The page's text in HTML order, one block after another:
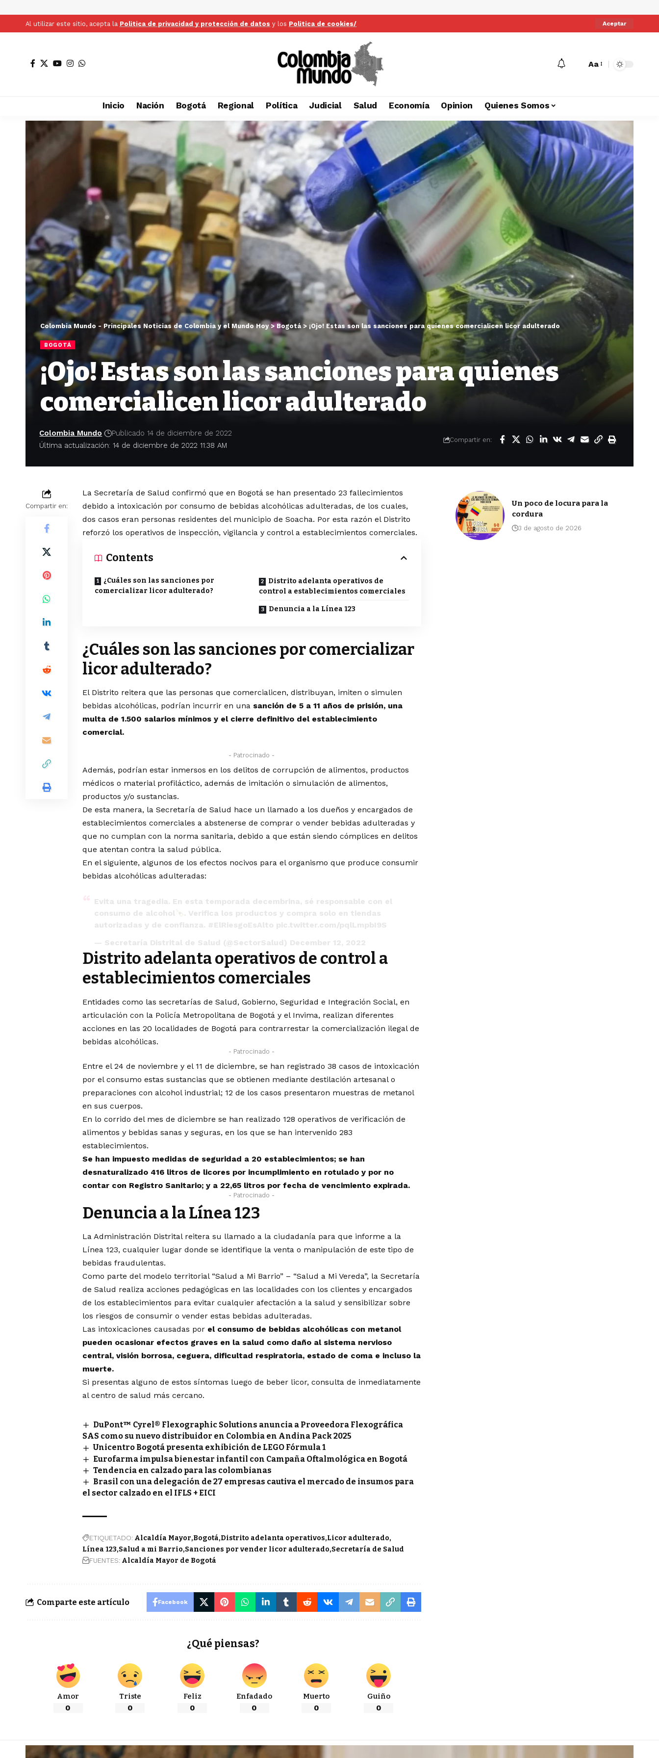
Al utilizar este sitio, acepta la Politica de privacidad y protección de datos y los Politica de cookies/ Aceptar
Aa
Inicio Nación Bogotá Regional Política Judicial Salud Economía Opinion Quienes Somos
Colombia Mundo - Principales Noticias de Colombia y el Mundo Hoy> Bogotá> ¡Ojo! Estas son las sanciones para quienes comercialicen licor adulterado
BOGOTÁ
¡Ojo! Estas son las sanciones para quienes
comercialicen licor adulterado
Última actualización: 14 de diciembre de 2022 11:38 AM
Colombia Mundo Publicado 14 de diciembre de 2022
Compartir en:
Compartir en:
La Secretaría de Salud confirmó que en Bogotá se han presentado 23 fallecimientos
debido a intoxicación por consumo de bebidas alcohólicas adulteradas, de los cuales,
dos casos eran personas residentes del municipio de Soacha. Por esta razón el Distrito
reforzó los operativos de inspección, vigilancia y control a establecimientos comerciales.
Contents
¿Cuáles son las sanciones por
comercializar licor adulterado?
Distrito adelanta operativos de
control a establecimientos comerciales
Denuncia a la Línea 123
¿Cuáles son las sanciones por comercializar
licor adulterado?
El Distrito reitera que las personas que comercialicen, distribuyan, imiten o simulen
bebidas alcohólicas, podrían incurrir en una sanción de 5 a 11 años de prisión, una
multa de 1.500 salarios mínimos y el cierre definitivo del establecimiento
comercial.
- Patrocinado -
Además, podrían estar inmersos en los delitos de corrupción de alimentos, productos
médicos o material profiláctico, además de imitación o simulación de alimentos,
productos y/o sustancias.
De esta manera, la Secretaría de Salud hace un llamado a los dueños y encargados de
establecimientos comerciales a abstenerse de comprar o vender bebidas adulteradas y
que no cumplan con la norma sanitaria, debido a que están siendo cómplices en delitos
que atentan contra la salud pública.
En el siguiente, algunos de los efectos nocivos para el organismo que produce consumir
bebidas alcohólicas adulteradas:
Evita una tragedia. En esta temporada decembrina, sé responsable con el
consumo de alcohol
. Verifica los productos y compra solo en tiendas
autorizadas y de confianza. #ElRiesgoEsAlto pic.twitter.com/pqlLmpbI9S
— Secretaría Distrital de Salud (@SectorSalud) December 12, 2022
Distrito adelanta operativos de control a
establecimientos comerciales
Entidades como las secretarías de Salud, Gobierno, Seguridad e Integración Social, en
articulación con la Policía Metropolitana de Bogotá y el Invima, realizan diferentes
acciones en las 20 localidades de Bogotá para contrarrestar la comercialización ilegal de
bebidas alcohólicas.
- Patrocinado -
Entre el 24 de noviembre y el 11 de diciembre, se han registrado 38 casos de intoxicación
por el consumo estas sustancias que se obtienen mediante destilación artesanal o
preparaciones con alcohol industrial; 12 de los casos presentaron muestras de metanol
en sus cuerpos.
En lo corrido del mes de diciembre se han realizado 128 operativos de verificación de
alimentos y bebidas sanas y seguras, en los que se han intervenido 283
establecimientos.
Se han impuesto medidas de seguridad a 20 establecimientos; se han
desnaturalizado 416 litros de licores por incumplimiento en rotulado y por no
contar con Registro Sanitario; y a 22,65 litros por fecha de vencimiento expirada.
- Patrocinado -
Denuncia a la Línea 123
La Administración Distrital reitera su llamado a la ciudadanía para que informe a la
Línea 123, cualquier lugar donde se identifique la venta o manipulación de este tipo de
bebidas fraudulentas.
Como parte del modelo territorial “Salud a Mi Barrio” – “Salud a Mi Vereda”, la Secretaría
de Salud realiza acciones pedagógicas en las localidades con los clientes y encargados
de los establecimientos para evitar cualquier afectación a la salud y sensibilizar sobre
los riesgos de consumir o vender estas bebidas adulteradas.
Las intoxicaciones causadas por el consumo de bebidas alcohólicas con metanol
pueden ocasionar efectos graves en la salud como daño al sistema nervioso
central, visión borrosa, ceguera, dificultad respiratoria, estado de coma e incluso la
muerte.
Si presentas alguno de estos síntomas luego de beber licor, consulta de inmediatamente
al centro de salud más cercano.
DuPont™ Cyrel® Flexographic Solutions anuncia a Proveedora Flexográfica
SAS como su nuevo distribuidor en Colombia en Andina Pack 2025
Unicentro Bogotá presenta exhibición de LEGO Fórmula 1
Eurofarma impulsa bienestar infantil con Campaña Oftalmológica en Bogotá
Tendencia en calzado para las colombianas
Brasil con una delegación de 27 empresas cautiva el mercado de insumos para
el sector calzado en el IFLS + EICI
ETIQUETADO: Alcaldía Mayor Bogotá Distrito adelanta operativos Licor adulterado
Línea 123 Salud a mi Barrio Sanciones por vender licor adulterado Secretaría de Salud
FUENTES: Alcaldía Mayor de Bogotá
Comparte este artículo Facebook
¿Qué piensas?
Amor
0
Triste
0
Feliz
0
Enfadado
0
Muerto
0
Guiño
0
Un poco de locura para la
cordura
3 de agosto de 2026